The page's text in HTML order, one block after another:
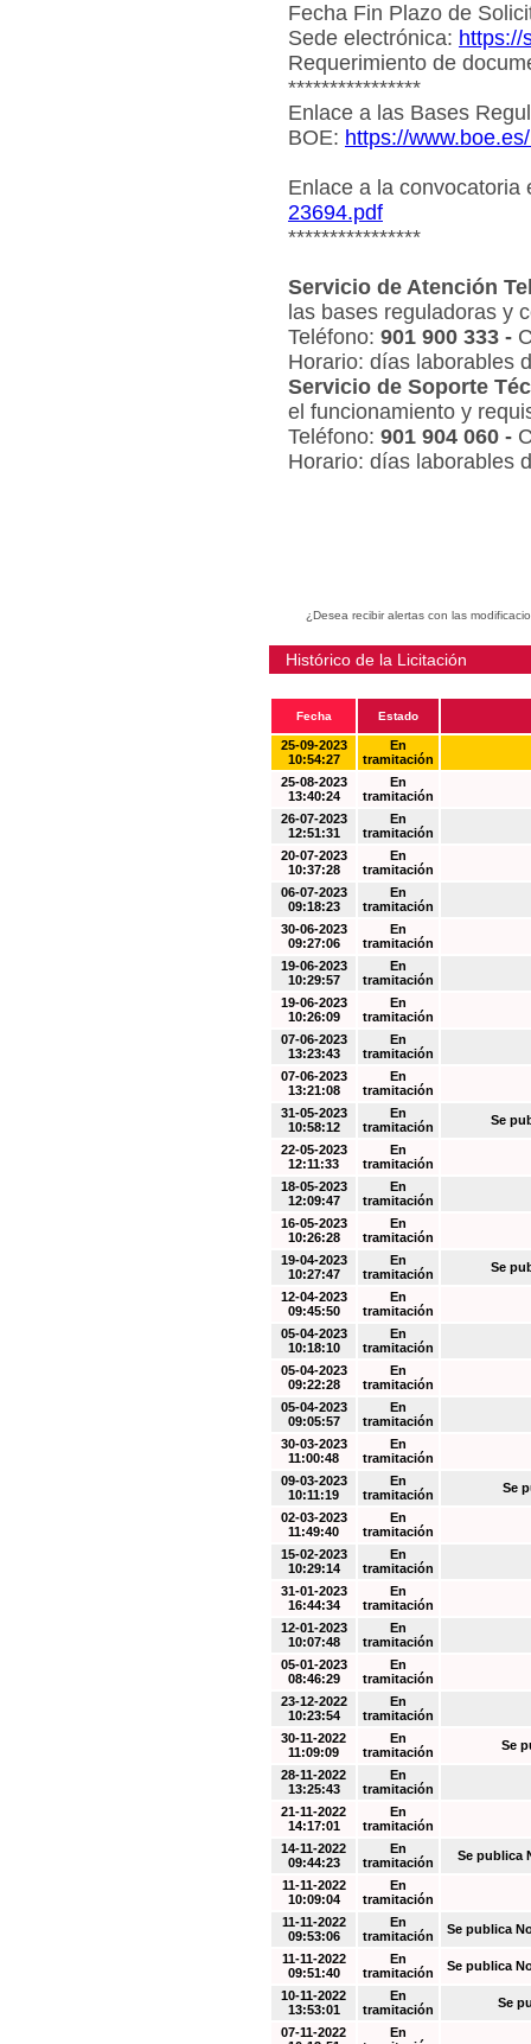
Fecha Fin Plazo de
Sede electrónica: https://
Requerimiento de
****************
Enlace a las Bases
BOE: https://
Enlace a la
23694.pdf
****************
Servicio de Atención
las bases reguladoras y
Teléfono: 901 900 333 -
Horario: días laborables
Servicio de Soporte
el funcionamiento y
Teléfono: 901 904 060 -
Horario: días laborables
¿Desea recibir alertas con las
Histórico de la Licitación
Fecha Estado
25-09-2023
10:54:27
En
tramitación
25-08-2023
13:40:24
En
tramitación
26-07-2023
12:51:31
En
tramitación
20-07-2023
10:37:28
En
tramitación
06-07-2023
09:18:23
En
tramitación
30-06-2023
09:27:06
En
tramitación
19-06-2023
10:29:57
En
tramitación
19-06-2023
10:26:09
En
tramitación
07-06-2023
13:23:43
En
tramitación
07-06-2023
13:21:08
En
tramitación
31-05-2023
10:58:12
En
tramitación
Se
22-05-2023
12:11:33
En
tramitación
18-05-2023
12:09:47
En
tramitación
16-05-2023
10:26:28
En
tramitación
19-04-2023
10:27:47
En
tramitación
Se
12-04-2023
09:45:50
En
tramitación
05-04-2023
10:18:10
En
tramitación
05-04-2023
09:22:28
En
tramitación
05-04-2023
09:05:57
En
tramitación
30-03-2023
11:00:48
En
tramitación
09-03-2023
10:11:19
En
tramitación
Se
02-03-2023
11:49:40
En
tramitación
15-02-2023
10:29:14
En
tramitación
31-01-2023
16:44:34
En
tramitación
12-01-2023
10:07:48
En
tramitación
05-01-2023
08:46:29
En
tramitación
23-12-2022
10:23:54
En
tramitación
30-11-2022
11:09:09
En
tramitación
Se
28-11-2022
13:25:43
En
tramitación
21-11-2022
14:17:01
En
tramitación
14-11-2022
09:44:23
En
tramitación
Se publica
11-11-2022
10:09:04
En
tramitación
11-11-2022
09:53:06
En
tramitación
Se publica
11-11-2022
09:51:40
En
tramitación
Se publica
10-11-2022
13:53:01
En
tramitación
Se
07-11-2022
En